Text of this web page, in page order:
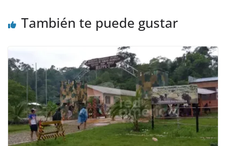
También te puede gustar